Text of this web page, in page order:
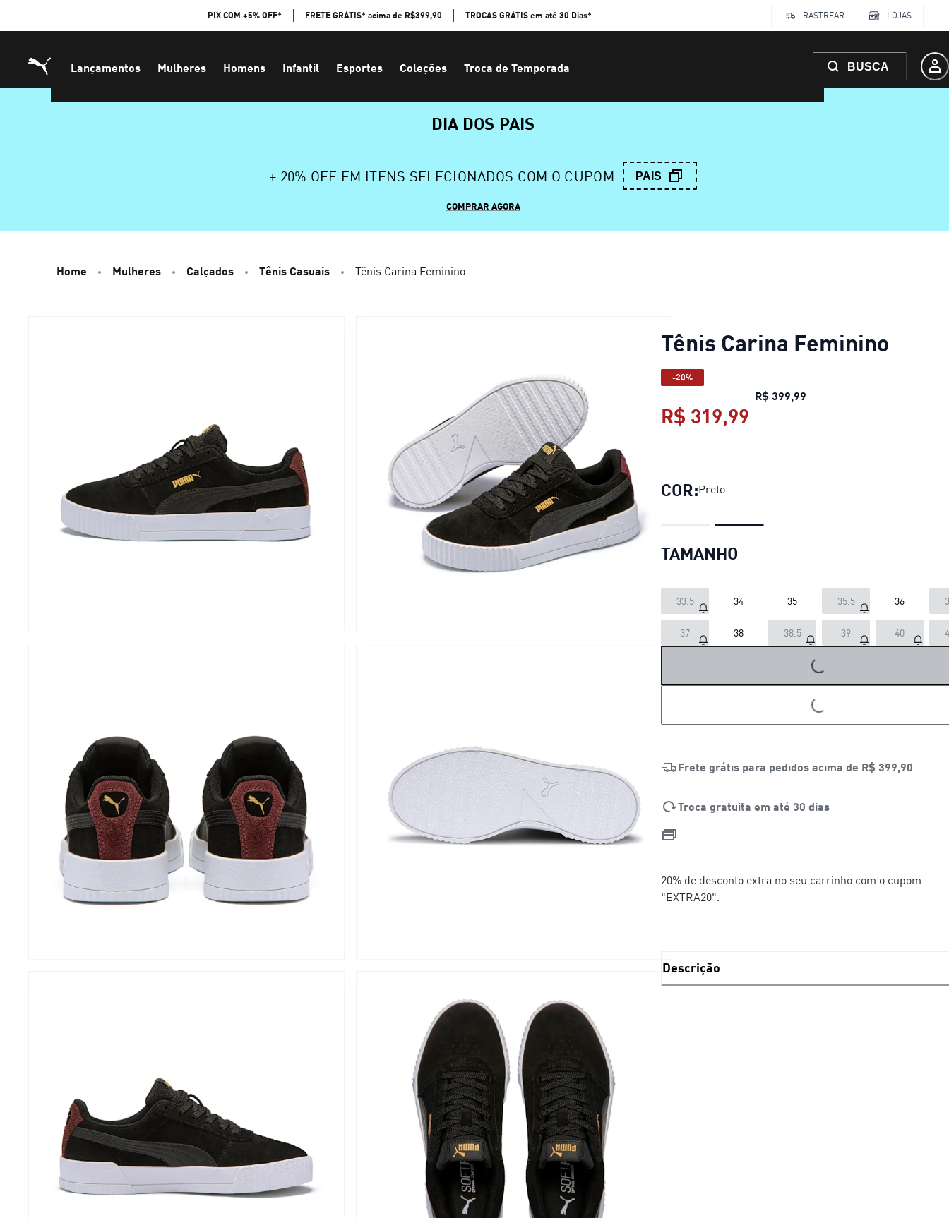
PIX COM +5% OFF* FRETE GRÁTIS* acima de R$399,90 TROCAS GRÁTIS em até 30 Dias* RASTREAR LOJAS
Lançamentos Mulheres Homens Infantil Esportes Coleções Troca de Temporada BUSCA
DIA DOS PAIS
+ 20% OFF EM ITENS SELECIONADOS COM O CUPOM PAIS
COMPRAR AGORA
Home Mulheres Calçados Tênis Casuais Tênis Carina Feminino
Tênis Carina Feminino
-20%
R$ 399,99Tênis Carina Feminino
R$ 319,99
COR:Preto
TAMANHO
33.5 34 35 35.5 36
37 38 38.5 39 40
LOADING...
LOADING...
Frete grátis para pedidos acima de R$ 399,90
Troca gratuita em até 30 dias
20% de desconto extra no seu carrinho com o cupom
"EXTRA20".
Descrição